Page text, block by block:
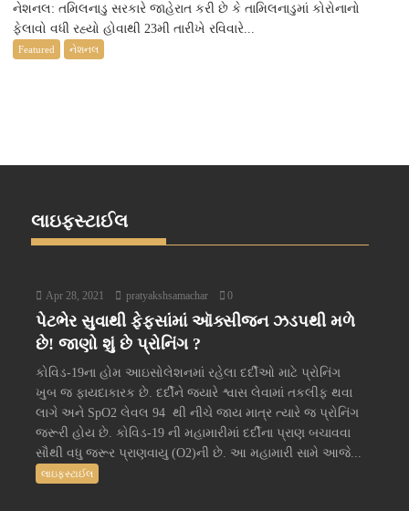
નેશનલ: તમિલનાડુ સરકારે જાહેરાત કરી છે કે તામિલનાડુમાં કોરોનાનો
ફેલાવો વધી રહ્યો હોવાથી 23મી તારીખે રવિવારે...
Featured નેશનલ
લાઇફસ્ટાઈલ
Apr 28, 2021 pratyakshsamachar 0
પેટભેર સુવાથી ફેફસાંમાં ઑક્સીજન ઝડપથી મળે
છે! જાણો શું છે પ્રોનિંગ ?
કોવિડ-19ના હોમ આઇસોલેશનમાં રહેલા દર્દીઓ માટે પ્રોનિંગ
ખુબ જ ફાયદાકારક છે. દર્દીને જ્યારે શ્વાસ લેવામાં તકલીફ થવા
લાગે અને SpO2 લેવલ 94 થી નીચે જાય માત્ર ત્યારે જ પ્રોનિંગ
જરૂરી હોય છે. કોવિડ-19 ની મહામારીમાં દર્દીના પ્રાણ બચાવવા
સૌથી વધુ જરૂર પ્રાણવાયુ (O2)ની છે. આ મહામારી સામે આજે...
લાઇફસ્ટાઈલ